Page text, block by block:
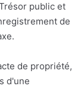
public et
de
de propriété,
d'une